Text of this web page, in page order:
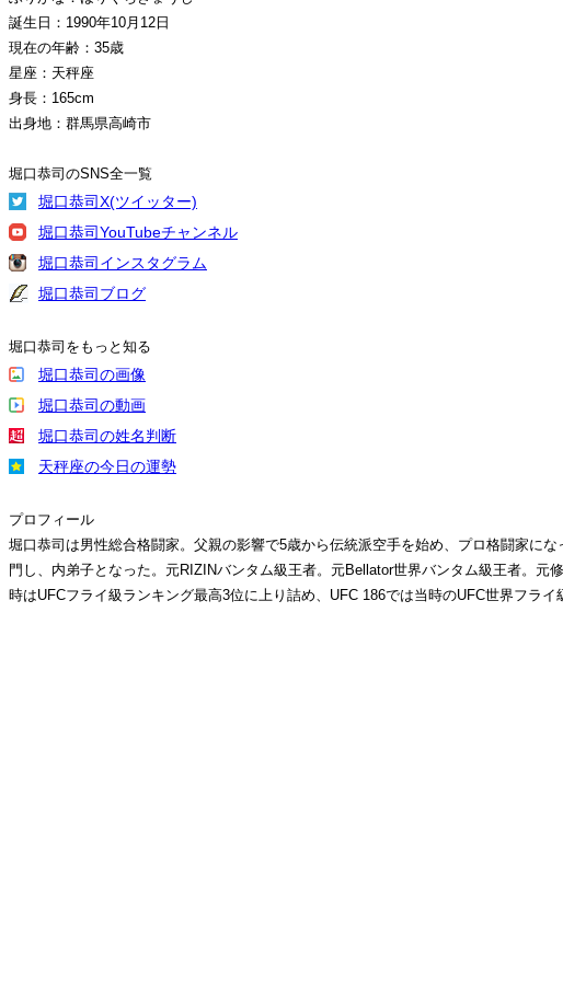
誕生日：1990年10月12日
現在の年齢：35歳
星座：天秤座
身長：165cm
出身地：群馬県高崎市
堀口恭司のSNS全一覧
堀口恭司X(ツイッター)
堀口恭司YouTubeチャンネル
堀口恭司インスタグラム
堀口恭司ブログ
堀口恭司をもっと知る
堀口恭司の画像
堀口恭司の動画
堀口恭司の姓名判断
天秤座の今日の運勢
プロフィール
堀口恭司は男性総合格闘家。父親の影響で5歳から伝統派空手を始め、プロ格闘家に
門し、内弟子となった。元RIZINバンタム級王者。元Bellator世界バンタム級王者。
時はUFCフライ級ランキング最高3位に上り詰め、UFC 186では当時のUFC世界フラ